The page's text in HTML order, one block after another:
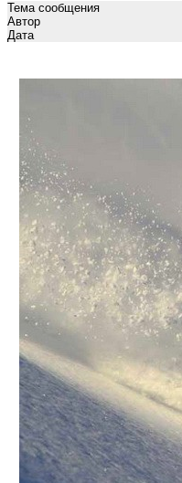
Тема сообщения
Автор
Дата